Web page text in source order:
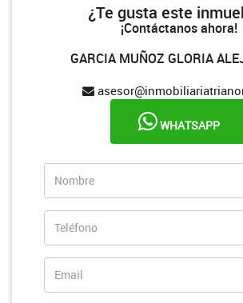
¿Te gusta este
¡Contáctanos ahora!
GARCIA MUÑOZ GLORIA
WHATSAPP